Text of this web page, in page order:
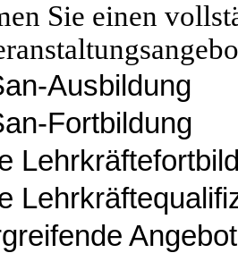
Sie einen
Ausbildung
Fortbildung